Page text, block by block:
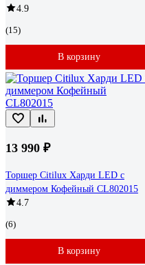
4.9
(15)
В корзину
13 990 ₽
Торшер Citilux Харди LED с
диммером Кофейный CL802015
4.7
(6)
В корзину